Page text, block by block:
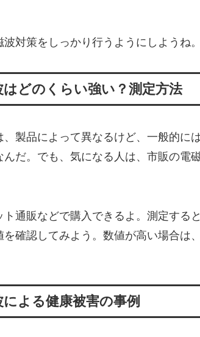
対策をしっかり行うようにしようね。
どのくらい強い？測定方法
製品によって異なるけど、一般的に
だ。でも、気になる人は、市販の電
通販などで購入できるよ。測定する
確認してみよう。数値が高い場合は
よる健康被害の事例